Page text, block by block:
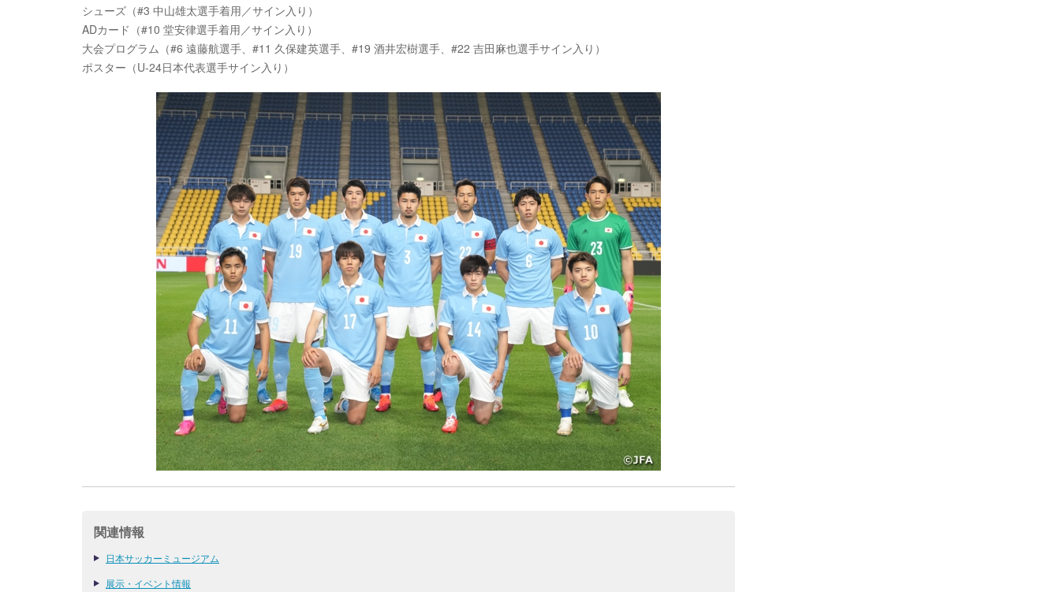
シューズ（#3 中山雄太選手着用／サイン入り）
ADカード（#10 堂安律選手着用／サイン入り）
大会プログラム（#6 遠藤航選手、#11 久保建英選手、#19 酒井宏樹選手、#22 吉田麻也選手サイン入り）
ポスター（U-24日本代表選手サイン入り）
関連情報
日本サッカーミュージアム
展示・イベント情報